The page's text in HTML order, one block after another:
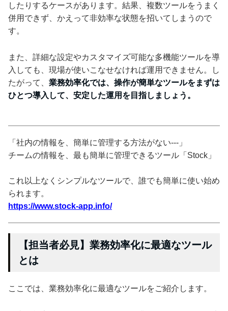
したりするケースがあります。結果、複数ツールをうまく
併用できず、かえって非効率な状態を招いてしまうので
す。
また、詳細な設定やカスタマイズ可能な多機能ツールを導
入しても、現場が使いこなせなければ運用できません。し
たがって、 業務効率化では、操作が簡単なツールをまずは
ひとつ導入して、安定した運用を目指しましょう。
「社内の情報を、簡単に管理する方法がない---」
チームの情報を、最も簡単に管理できるツール「Stock」
これ以上なくシンプルなツールで、誰でも簡単に使い始め
られます。
https://www.stock-app.info/
【担当者必見】業務効率化に最適なツール
とは
ここでは、業務効率化に最適なツールをご紹介します。